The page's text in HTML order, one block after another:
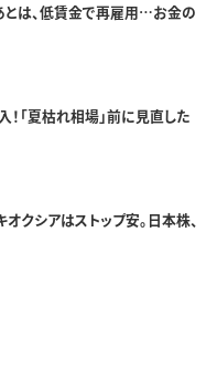
は、低賃金で再雇用…お金の
「夏枯れ相場」前に見直した
クシアはストップ安。日本株、